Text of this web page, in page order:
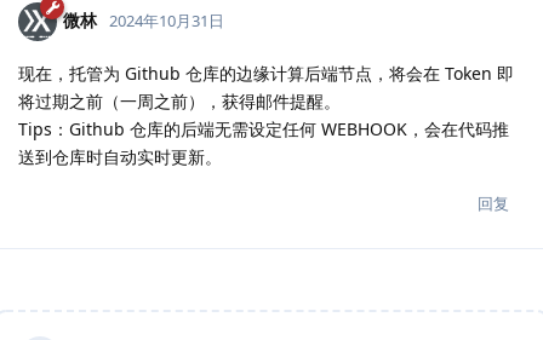
微林 2024年10月31日
现在，托管为 Github 仓库的边缘计算后端节点，将会在 Token 即
将过期之前（一周之前），获得邮件提醒。
Tips：Github 仓库的后端无需设定任何 WEBHOOK，会在代码推
送到仓库时自动实时更新。
回复